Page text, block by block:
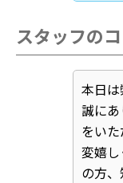
スタッフの
本日は
誠に
をい
変嬉
の方